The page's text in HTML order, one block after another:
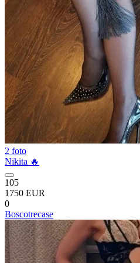
2 foto
Nikita 🔥
105
1750 EUR
0
Boscotrecase